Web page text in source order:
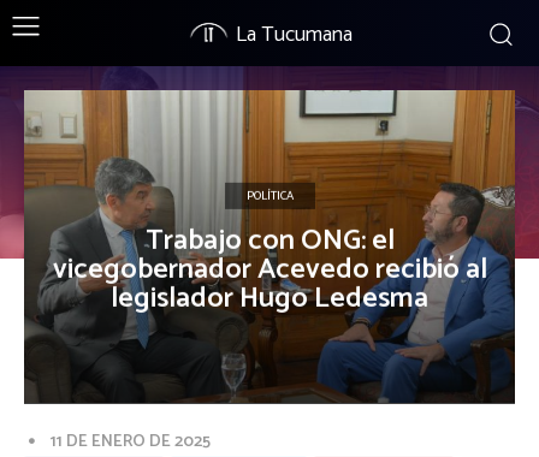
La Tucumana
POLÍTICA
Trabajo con ONG: el
vicegobernador Acevedo recibió al
legislador Hugo Ledesma
11 DE ENERO DE 2025